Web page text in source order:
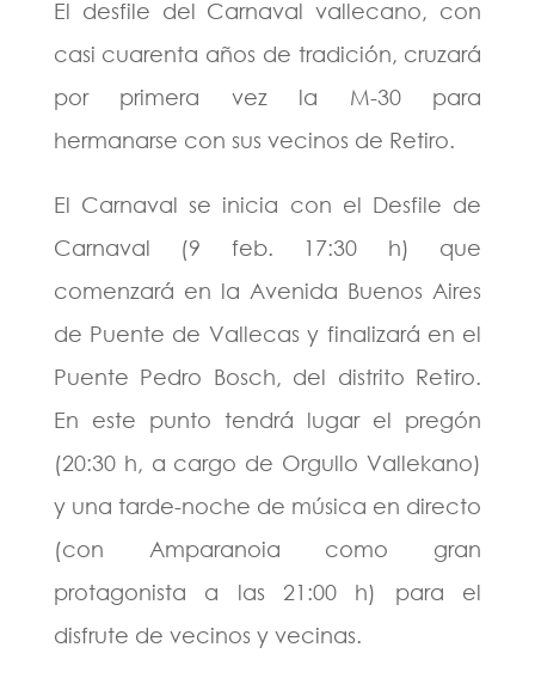
El desfile del Carnaval vallecano, con
casi cuarenta años de tradición, cruzará
por primera vez la M-30 para
hermanarse con sus vecinos de Retiro.
El Carnaval se inicia con el Desfile de
Carnaval (9 feb. 17:30 h) que
comenzará en la Avenida Buenos Aires
de Puente de Vallecas y finalizará en el
Puente Pedro Bosch, del distrito Retiro.
En este punto tendrá lugar el pregón
(20:30 h, a cargo de Orgullo Vallekano)
y una tarde-noche de música en directo
(con Amparanoia como gran
protagonista a las 21:00 h) para el
disfrute de vecinos y vecinas.